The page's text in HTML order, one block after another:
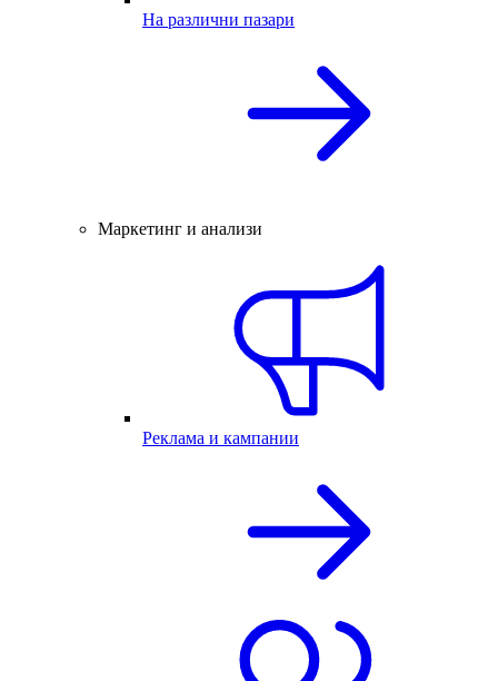
На различни пазари
Маркетинг и анализи
Реклама и кампании